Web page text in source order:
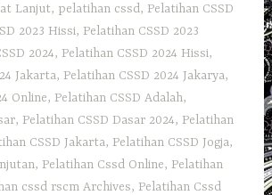
Lanjut, pelatihan cssd, Pelatihan CSSD
2023 Hissi, Pelatihan CSSD 2023
2024, Pelatihan CSSD 2024 Hissi,
Jakarta, Pelatihan CSSD 2024 Jakarya,
Online, Pelatihan CSSD Adalah,
, Pelatihan CSSD Dasar 2024, Pelatihan
CSSD Jakarta, Pelatihan CSSD Jogja,
, Pelatihan Cssd Online, Pelatihan
cssd rscm Archives, Pelatihan Cssd